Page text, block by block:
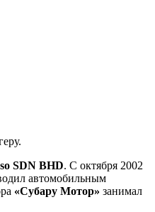
SDN BHD. С октября 2002
автомобильным
«Субару Мотор» занимал